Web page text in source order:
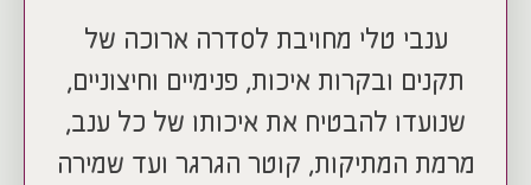
ענבי טלי מחויבת לסדרה ארוכה של
תקנים ובקרות איכות, פנימיים וחיצוניים,
שנועדו להבטיח את איכותו של כל ענב,
מרמת המתיקות, קוטר הגרגר ועד שמירה